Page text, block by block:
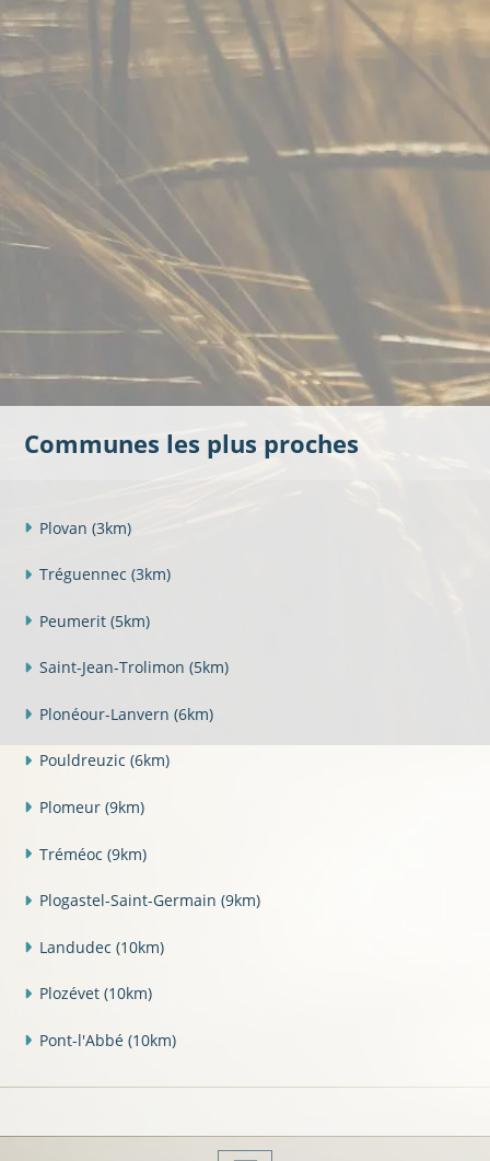
Communes les plus proches
Plovan (3km)
Tréguennec (3km)
Peumerit (5km)
Saint-Jean-Trolimon (5km)
Plonéour-Lanvern (6km)
Pouldreuzic (6km)
Plomeur (9km)
Tréméoc (9km)
Plogastel-Saint-Germain (9km)
Landudec (10km)
Plozévet (10km)
Pont-l'Abbé (10km)